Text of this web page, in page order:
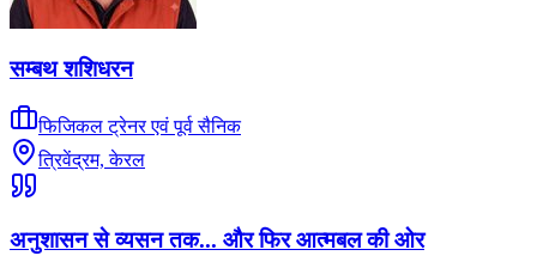
सम्बथ शशिधरन
फिजिकल ट्रेनर एवं पूर्व सैनिक
त्रिवेंद्रम, केरल
अनुशासन से व्यसन तक... और फिर आत्मबल की ओर